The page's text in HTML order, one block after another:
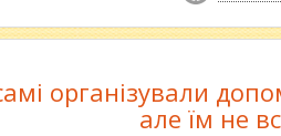
організували
але їм не